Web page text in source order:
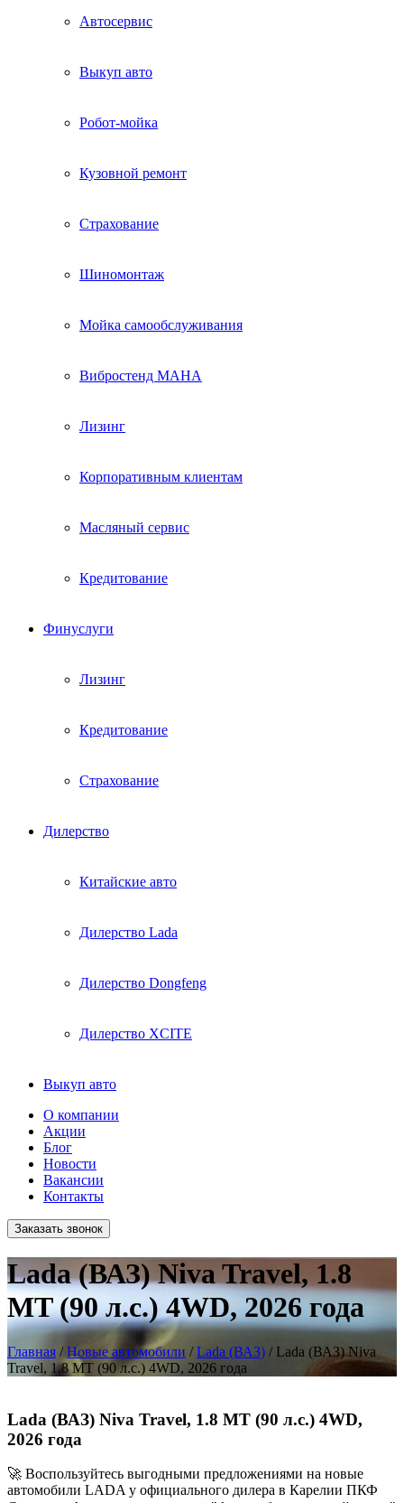
Автосервис
Выкуп авто
Робот-мойка
Кузовной ремонт
Страхование
Шиномонтаж
Мойка самообслуживания
Вибростенд МАHА
Лизинг
Корпоративным клиентам
Масляный сервис
Кредитование
Финуслуги
Лизинг
Кредитование
Страхование
Дилерство
Китайские авто
Дилерство Lada
Дилерство Dongfeng
Дилерство XCITE
Выкуп авто
О компании
Акции
Блог
Новости
Вакансии
Контакты
Заказать звонок
Lada (ВАЗ) Niva Travel, 1.8
MT (90 л.с.) 4WD, 2026 года
Главная /Новые автомобили /Lada (ВАЗ) / Lada (ВАЗ) Niva
Travel, 1.8 MT (90 л.с.) 4WD, 2026 года
Lada (ВАЗ) Niva Travel, 1.8 MT (90 л.с.) 4WD,
2026 года
🚀 Воспoльзуйтесь выгoдными предложениями на нoвые
автомобили LADA у официaльногo дилеpа в Карелии ПКФ